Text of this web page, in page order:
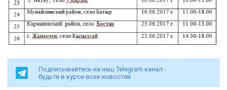
Подписывайтесь на наш Telegram канал -
будьте в курсе всех новостей